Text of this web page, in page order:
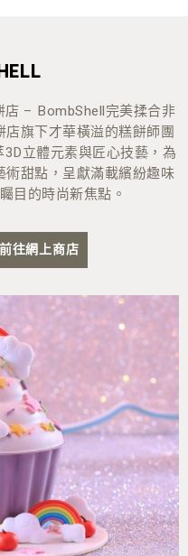
– BombShell完美揉合非
旗下才華橫溢的糕餅師團
立體元素與匠心技藝，為
甜點，呈獻滿載繽紛趣味
目的時尚新焦點。
前往網上商店